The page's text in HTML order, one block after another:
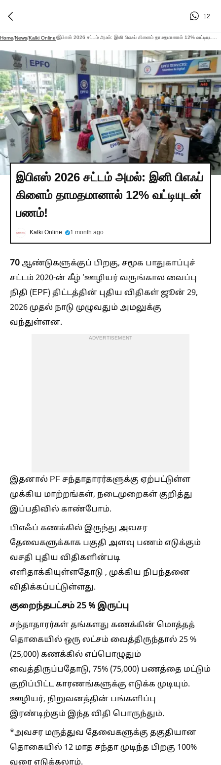
12
Home/News/Kalki Online/
இபிஎஸ் 2026 சட்டம் அமல்: இனி பிஎஃப்
கிளைம் தாமதமானால் 12% வட்டியுடன்
பணம்!
Kalki Online 1 month ago
70 ஆண்டுகளுக்குப் பிறகு, சமூக பாதுகாப்புச்
சட்டம் 2020-ன் கீழ் 'ஊழியர் வருங்கால வைப்பு
நிதி (EPF) திட்டத்தின் புதிய விதிகள் ஜூன் 29,
2026 முதல் நாடு முழுவதும் அமலுக்கு
வந்துள்ளன.
ADVERTISEMENT
இதனால் PF சந்தாதாரர்களுக்கு ஏற்பட்டுள்ள
முக்கிய மாற்றங்கள், நடைமுறைகள் குறித்து
இப்பதிவில் காண்போம்.
பிஎஃப் கணக்கில் இருந்து அவசர
தேவைகளுக்காக பகுதி அளவு பணம் எடுக்கும்
வசதி புதிய விதிகளின்படி
எளிதாக்கியுள்ளதோடு , முக்கிய நிபந்தனை
விதிக்கப்பட்டுள்ளது.
குறைந்தபட்சம் 25 % இருப்பு
சந்தாதாரர்கள் தங்களது கணக்கின் மொத்தத்
தொகையில் ஒரு லட்சம் வைத்திருந்தால் 25 %
(25,000) கணக்கில் எப்பொழுதும்
வைத்திருப்பதோடு, 75% (75,000) பணத்தை மட்டும்
குறிப்பிட்ட காரணங்களுக்கு எடுக்க முடியும்.
ஊழியர், நிறுவனத்தின் பங்களிப்பு
இரண்டிற்கும் இந்த விதி பொருந்தும்.
*அவசர மருத்துவ தேவைகளுக்கு தகுதியான
தொகையில் 12 மாத சந்தா முடிந்த பிறகு 100%
வரை எடுக்கலாம்.